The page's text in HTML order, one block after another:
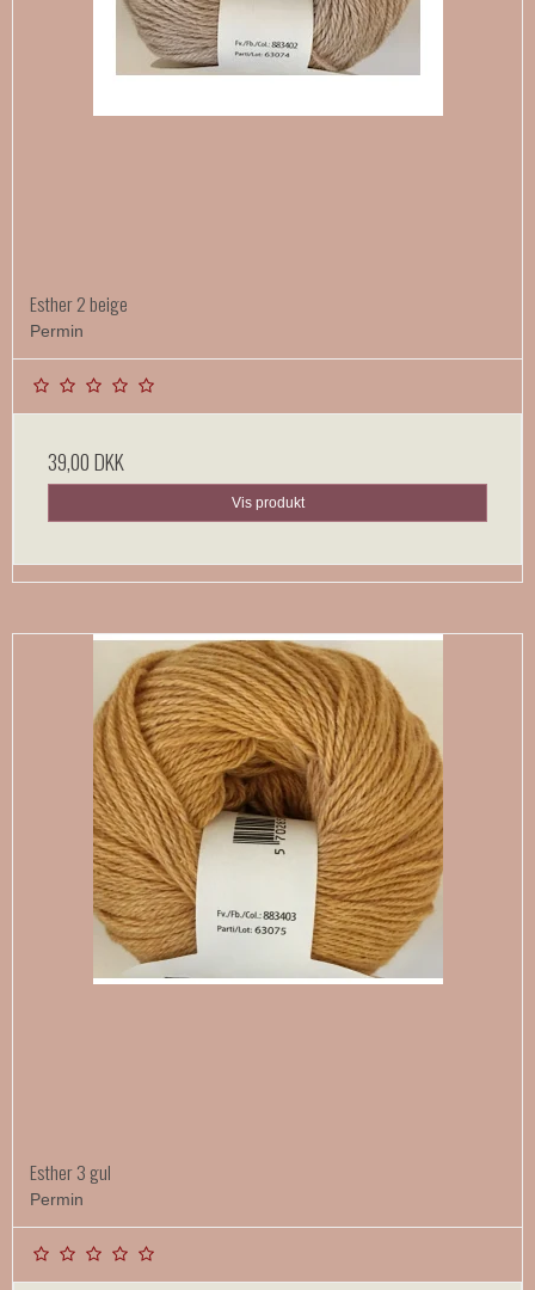
Esther 2 beige
Permin
39,00 DKK
Vis produkt
Esther 3 gul
Permin